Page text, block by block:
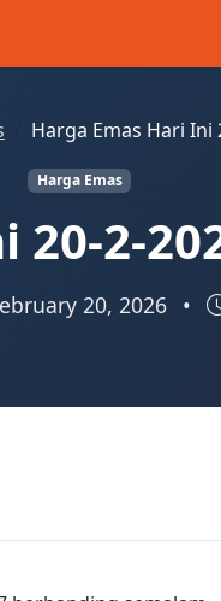
Harga Emas Hari Ini
Harga Emas
2-
20, 2026 •